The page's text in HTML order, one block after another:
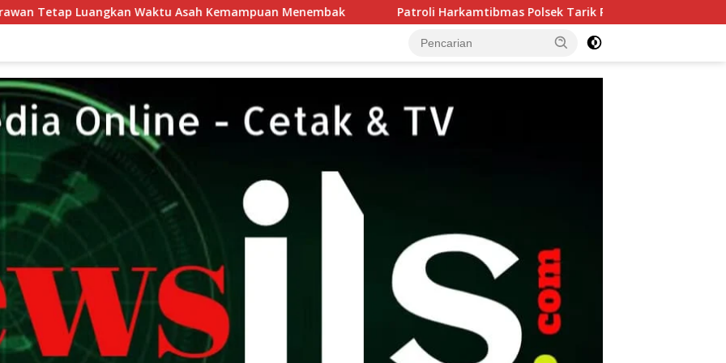
Kemampuan Menembak Patroli Harkamtibmas Polsek Tarik Perketat Pengawasan, Ruang Gerak Pelaku 3C